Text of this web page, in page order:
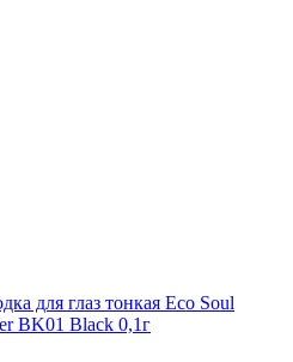
для глаз тонкая Eco Soul
BK01 Black 0,1г